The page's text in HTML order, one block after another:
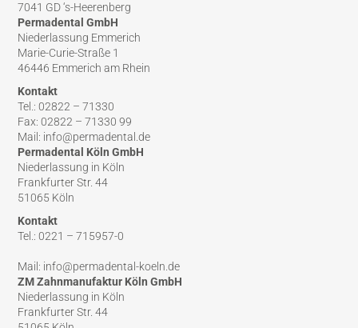
7041 GD ‘s-Heerenberg
Permadental GmbH
Niederlassung Emmerich
Marie-Curie-Straße 1
46446 Emmerich am Rhein
Kontakt
Tel.: 02822 – 71330
Fax: 02822 – 71330 99
Mail: info@permadental.de
Permadental Köln GmbH
Niederlassung in Köln
Frankfurter Str. 44
51065 Köln
Kontakt
Tel.: 0221 – 715957-0
Mail: info@permadental-koeln.de
ZM Zahnmanufaktur Köln GmbH
Niederlassung in Köln
Frankfurter Str. 44